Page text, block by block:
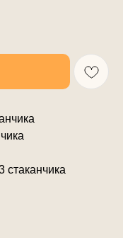
стаканчика